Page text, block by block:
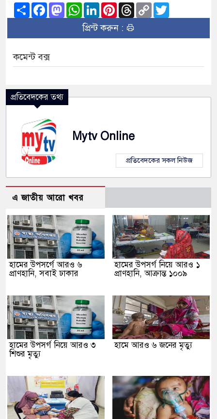
ShareFacebook
Mastodon
WhatsApp
LinkedInPinterest
Threads
Copy
Link
প্রিন্ট করুন :
কমেন্ট বক্স
প্রতিবেদকের তথ্য
Mytv Online
প্রতিবেদকের সকল নিউজ
এ জাতীয় আরো খবর
হামের উপসর্গে আরও ৬
প্রাণহানি, সবাই ঢাকার
হামের উপসর্গ নিয়ে আরও ১
প্রাণহানি, আক্রান্ত ১০০৯
হামের উপসর্গ নিয়ে আরও ৩
শিশুর মৃত্যু
হামে আরও ৬ জনের মৃত্যু